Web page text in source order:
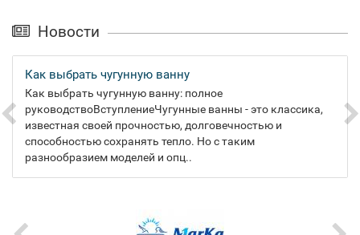
Новости
Как выбрать чугунную ванну
Как выбрать чугунную ванну: полное
руководствоВступлениеЧугунные ванны - это классика,
известная своей прочностью, долговечностью и
способностью сохранять тепло. Но с таким
разнообразием моделей и опц..